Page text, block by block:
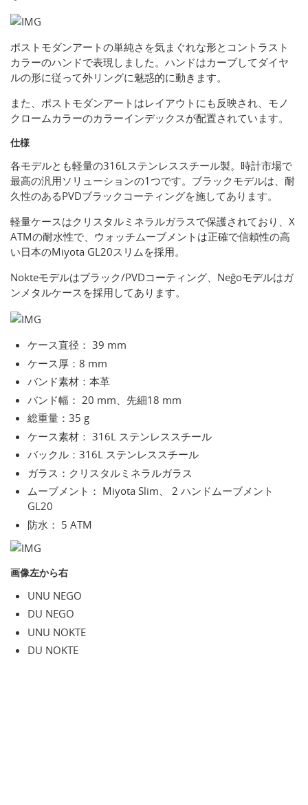
ポストモダンアートの単純さを気まぐれな形とコントラスト
カラーのハンドで表現しました。ハンドはカーブしてダイヤ
ルの形に従って外リングに魅惑的に動きます。
また、ポストモダンアートはレイアウトにも反映され、モノ
クロームカラーのカラーインデックスが配置されています。
仕様
各モデルとも軽量の316Lステンレススチール製。時計市場で
最高の汎用ソリューションの1つです。ブラックモデルは、耐
久性のあるPVDブラックコーティングを施してあります。
軽量ケースはクリスタルミネラルガラスで保護されており、X
ATMの耐水性で、ウォッチムーブメントは正確で信頼性の高
い日本のMiyota GL20スリムを採用。
Nokteモデルはブラック/PVDコーティング、Neĝoモデルはガ
ンメタルケースを採用してあります。
ケース直径： 39 mm
ケース厚：8 mm
バンド素材：本革
バンド幅： 20 mm、先細18 mm
総重量：35 g
ケース素材： 316L ステンレススチール
バックル：316L ステンレススチール
ガラス：クリスタルミネラルガラス
ムーブメント： Miyota Slim、 2 ハンドムーブメント
GL20
防水： 5 ATM
画像左から右
UNU NEGO
DU NEGO
UNU NOKTE
DU NOKTE